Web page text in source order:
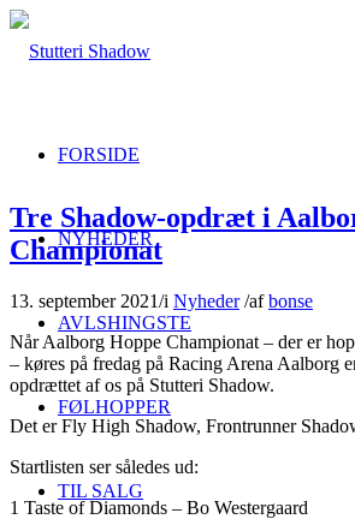
FORSIDE
NYHEDER
AVLSHINGSTE
FØLHOPPER
TIL SALG
Tre Shadow-opdræt i
Championat
13. september 2021/i Nyheder /afbonse
Når Aalborg Hoppe Championat – der er
– køres på fredag på Racing Arena Aalborg
opdrættet af os på Stutteri Shadow.
Det er Fly High Shadow, Frontrunner
Startlisten ser således ud:
1 Taste of Diamonds – Bo Westergaard